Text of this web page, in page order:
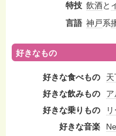
特技 飲酒と
言語 神戸系
好きなもの
好きな食べもの 天
好きな飲みもの
好きな乗りもの
好きな音楽